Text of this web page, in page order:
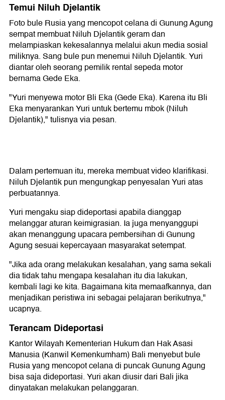
Temui Niluh Djelantik
Foto bule Rusia yang mencopot celana di Gunung Agung
sempat membuat Niluh Djelantik geram dan
melampiaskan kekesalannya melalui akun media sosial
miliknya. Sang bule pun menemui Niluh Djelantik. Yuri
diantar oleh seorang pemilik rental sepeda motor
bernama Gede Eka.
"Yuri menyewa motor Bli Eka (Gede Eka). Karena itu Bli
Eka menyarankan Yuri untuk bertemu mbok (Niluh
Djelantik)," tulisnya via pesan.
Dalam pertemuan itu, mereka membuat video klarifikasi.
Niluh Djelantik pun mengungkap penyesalan Yuri atas
perbuatannya.
Yuri mengaku siap dideportasi apabila dianggap
melanggar aturan keimigrasian. Ia juga menyanggupi
akan menanggung upacara pembersihan di Gunung
Agung sesuai kepercayaan masyarakat setempat.
"Jika ada orang melakukan kesalahan, yang sama sekali
dia tidak tahu mengapa kesalahan itu dia lakukan,
kembali lagi ke kita. Bagaimana kita memaafkannya, dan
menjadikan peristiwa ini sebagai pelajaran berikutnya,"
ucapnya.
Terancam Dideportasi
Kantor Wilayah Kementerian Hukum dan Hak Asasi
Manusia (Kanwil Kemenkumham) Bali menyebut bule
Rusia yang mencopot celana di puncak Gunung Agung
bisa saja dideportasi. Yuri akan diusir dari Bali jika
dinyatakan melakukan pelanggaran.